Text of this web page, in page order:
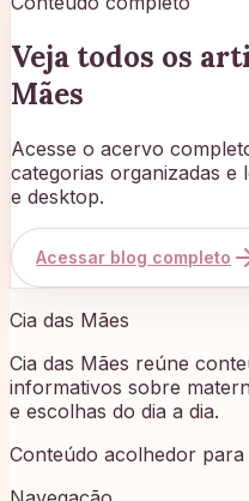
Veja todos os
Mães
Acesse o acervo
categorias organizadas
e desktop.
Acessar blog completo
Cia das Mães
Cia das Mães reúne
informativos sobre
e escolhas do dia a dia.
Conteúdo acolhedor para